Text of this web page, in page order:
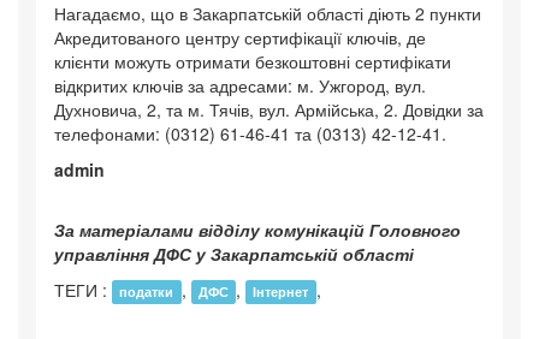
Нагадаємо, що в Закарпатській області діють 2 пункти
Акредитованого центру сертифікації ключів, де
клієнти можуть отримати безкоштовні сертифікати
відкритих ключів за адресами: м. Ужгород, вул.
Духновича, 2, та м. Тячів, вул. Армійська, 2. Довідки за
телефонами: (0312) 61-46-41 та (0313) 42-12-41.
admin
За матеріалами відділу комунікацій Головного
управління ДФС у Закарпатській області
ТЕГИ :
податки , ДФС , Інтернет ,